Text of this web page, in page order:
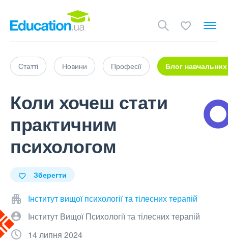
Статті Новини Професії Блог навчальних
Коли хочеш стати
практичним
психологом
Зберегти
Інститут вищої психології та тілесних терапій
Інститут Вищої Психології та тілесних терапій
14 липня 2024